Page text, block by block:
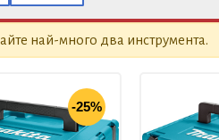
най-много два инструмента.
-25%